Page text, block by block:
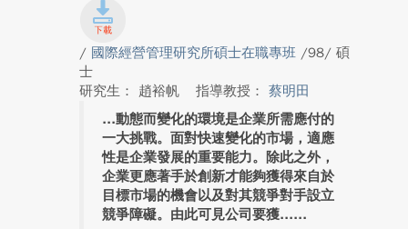
/ 國際經營管理研究所碩士在職專班 /98/ 碩
士
研究生： 趙裕帆
指導教授： 蔡明田
動態而變化的環境是企業所需應付的
一大挑戰。面對快速變化的市場，適應
性是企業發展的重要能力。除此之外，
企業更應著手於創新才能夠獲得來自於
目標市場的機會以及對其競爭對手設立
競爭障礙。由此可見公司要獲...